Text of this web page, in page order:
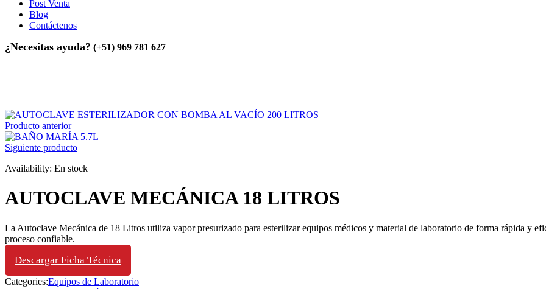
Post Venta
Blog
Contáctenos
¿Necesitas ayuda? (+51) 969 781 627
Producto anterior
Siguiente producto
Availability: En stock
AUTOCLAVE MECÁNICA 18 LITROS
La Autoclave Mecánica de 18 Litros utiliza vapor presurizado para esterilizar equipos médicos y material de laboratorio de forma rápida y
proceso confiable.
Descargar Ficha Técnica
Categories:Equipos de Laboratorio